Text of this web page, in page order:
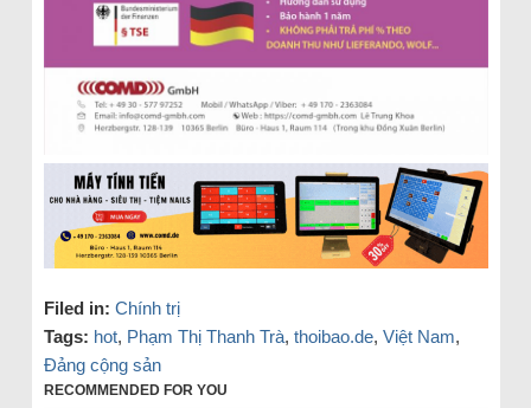
Filed in: Chính trị
Tags: hot, Phạm Thị Thanh Trà, thoibao.de, Việt Nam,
Đảng cộng sản
RECOMMENDED FOR YOU